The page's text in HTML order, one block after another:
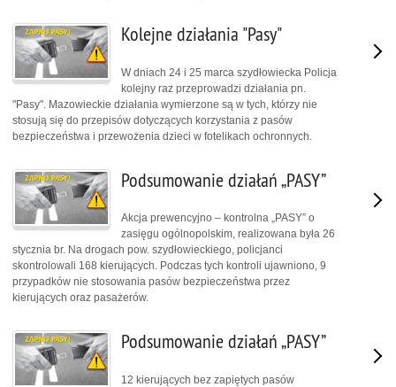
Kolejne działania "Pasy"
W dniach 24 i 25 marca szydłowiecka Policja
kolejny raz przeprowadzi działania pn.
"Pasy". Mazowieckie działania wymierzone są w tych, którzy nie
stosują się do przepisów dotyczących korzystania z pasów
bezpieczeństwa i przewożenia dzieci w fotelikach ochronnych.
Podsumowanie działań „PASY”
Akcja prewencyjno – kontrolna „PASY” o
zasięgu ogólnopolskim, realizowana była 26
stycznia br. Na drogach pow. szydłowieckiego, policjanci
skontrolowali 168 kierujących. Podczas tych kontroli ujawniono, 9
przypadków nie stosowania pasów bezpieczeństwa przez
kierujących oraz pasażerów.
Podsumowanie działań „PASY”
12 kierujących bez zapiętych pasów